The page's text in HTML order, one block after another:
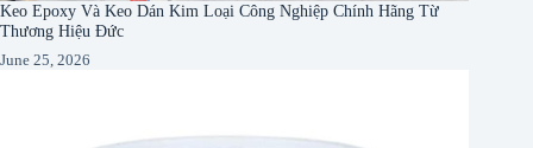
Keo Epoxy Và Keo Dán Kim Loại Công Nghiệp Chính Hãng Từ
Thương Hiệu Đức
June 25, 2026